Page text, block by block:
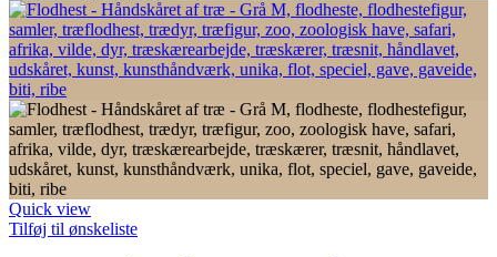
Quick view
Tilføj til ønskeliste